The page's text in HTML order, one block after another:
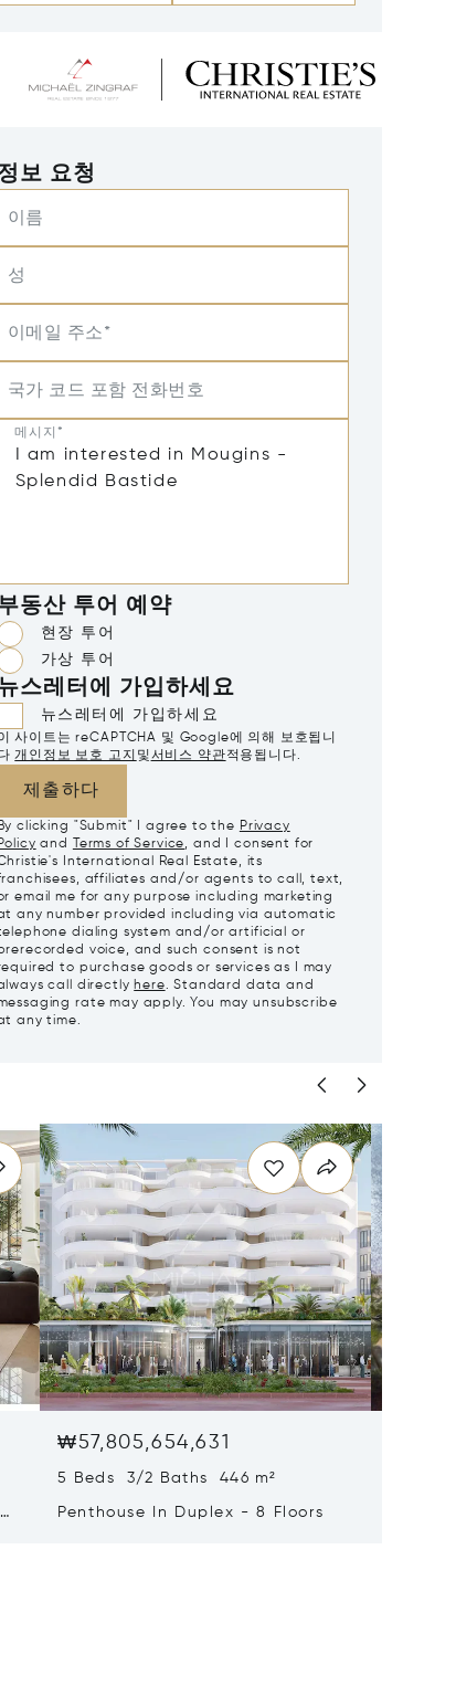
보 요청
이름
성
이메일 주소*
국가 코드 포함 전화번호
메시지*
동산 투어 예약
현장 투어
가상 투어
스레터에 가입하세요
뉴스레터에 가입하세요
사이트는 reCAPTCHA 및 Google에 의해 보호됩니
개인정보 보호 고지 및서비스 약관적용됩니다.
제출하다
clicking "Submit" I agree to the Privacy
and Terms of Service, and I consent for
International Real Estate, its
affiliates and/or agents to call, text,
email me for any purpose including marketing
any number provided including via automatic
dialing system and/or artificial or
voice, and such consent is not
to purchase goods or services as I may
call directly here. Standard data and
rate may apply. You may unsubscribe
any time.
₩57,805,654,631
5 Beds 3/2 Baths 446 m²
Penthouse In Duplex - 8 Floors